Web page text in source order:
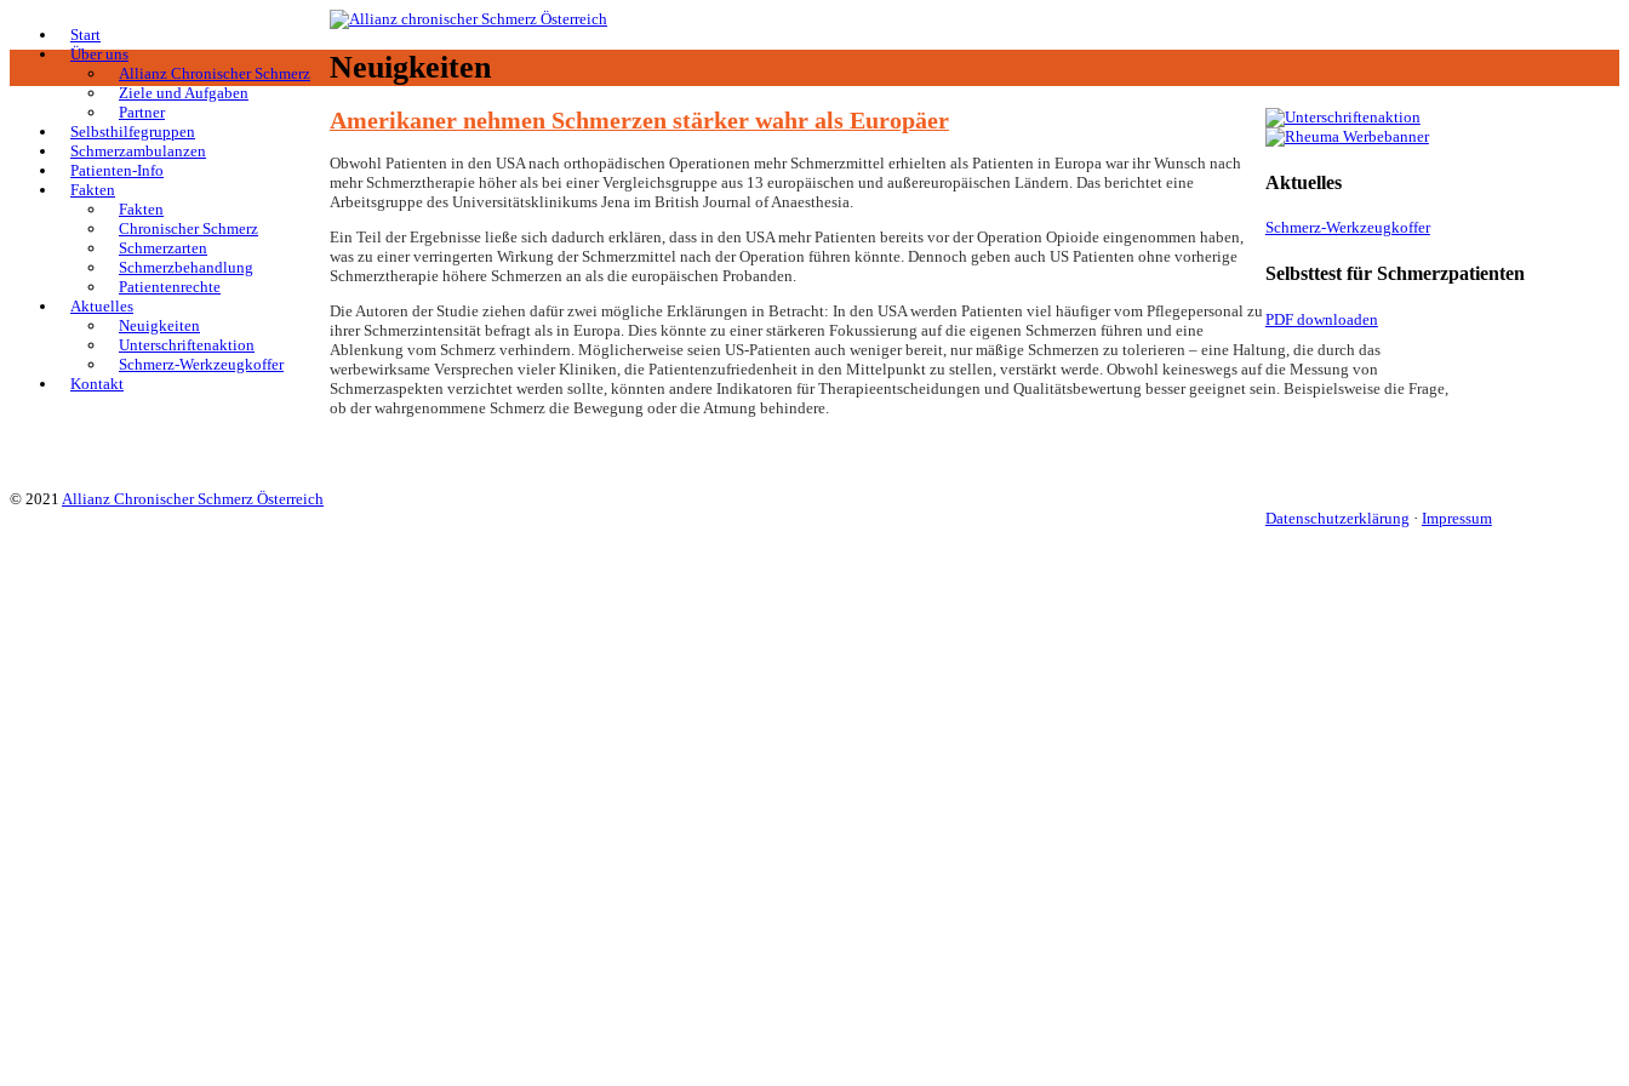
Start
Über uns
Allianz Chronischer Schmerz
Ziele und Aufgaben
Partner
Selbsthilfegruppen
Schmerzambulanzen
Patienten-Info
Fakten
Fakten
Chronischer Schmerz
Schmerzarten
Schmerzbehandlung
Patientenrechte
Aktuelles
Neuigkeiten
Unterschriftenaktion
Schmerz-Werkzeugkoffer
Kontakt
Neuigkeiten
Aktuelles
Schmerz-Werkzeugkoffer
Selbsttest für Schmerzpatienten
PDF downloaden
Amerikaner nehmen Schmerzen stärker wahr als Europäer
Obwohl Patienten in den USA nach orthopädischen Operationen mehr Schmerzmittel erhielten als Patienten in Europa war ihr Wunsch nach
mehr Schmerztherapie höher als bei einer Vergleichsgruppe aus 13 europäischen und außereuropäischen Ländern. Das berichtet eine
Arbeitsgruppe des Universitätsklinikums Jena im British Journal of Anaesthesia.
Ein Teil der Ergebnisse ließe sich dadurch erklären, dass in den USA mehr Patienten bereits vor der Operation Opioide eingenommen haben,
was zu einer verringerten Wirkung der Schmerzmittel nach der Operation führen könnte. Dennoch geben auch US Patienten ohne vorherige
Schmerztherapie höhere Schmerzen an als die europäischen Probanden.
Die Autoren der Studie ziehen dafür zwei mögliche Erklärungen in Betracht: In den USA werden Patienten viel häufiger vom Pflegepersonal zu
ihrer Schmerzintensität befragt als in Europa. Dies könnte zu einer stärkeren Fokussierung auf die eigenen Schmerzen führen und eine
Ablenkung vom Schmerz verhindern. Möglicherweise seien US-Patienten auch weniger bereit, nur mäßige Schmerzen zu tolerieren – eine Haltung, die durch das
werbewirksame Versprechen vieler Kliniken, die Patientenzufriedenheit in den Mittelpunkt zu stellen, verstärkt werde. Obwohl keineswegs auf die Messung von
Schmerzaspekten verzichtet werden sollte, könnten andere Indikatoren für Therapieentscheidungen und Qualitätsbewertung besser geeignet sein. Beispielsweise die Frage,
ob der wahrgenommene Schmerz die Bewegung oder die Atmung behindere.
© 2021 Allianz Chronischer Schmerz Österreich
Datenschutzerklärung · Impressum